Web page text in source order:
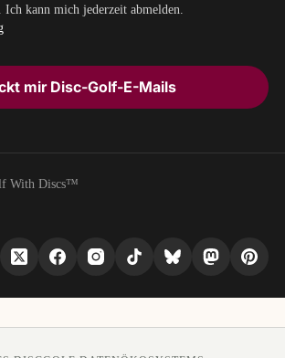
kann mich jederzeit abmelden.
mir Disc-Golf-E-Mails
With Discs™